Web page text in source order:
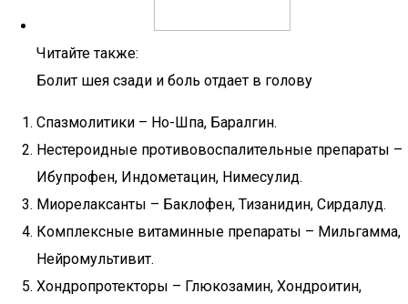
Читайте также:
Болит шея сзади и боль отдает в голову
Спазмолитики – Но-Шпа, Баралгин.
Нестероидные противовоспалительные препараты –
Ибупрофен, Индометацин, Нимесулид.
Миорелаксанты – Баклофен, Тизанидин, Сирдалуд.
Комплексные витаминные препараты – Мильгамма,
Нейромультивит.
Хондропротекторы – Глюкозамин, Хондроитин,